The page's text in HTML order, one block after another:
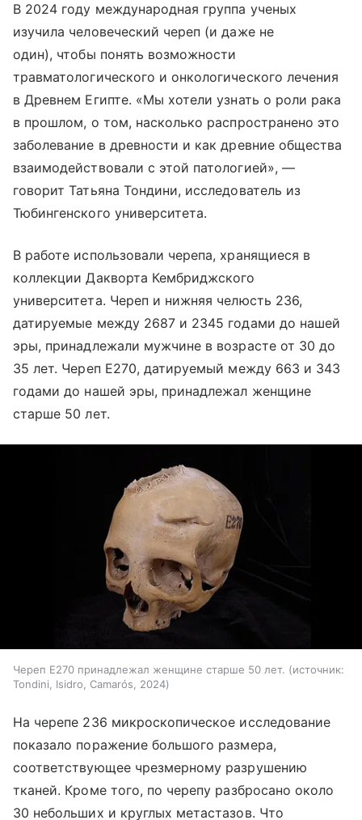
В 2024 году международная группа ученых
изучила человеческий череп (и даже не
один), чтобы понять возможности
травматологического и онкологического лечения
в Древнем Египте. «Мы хотели узнать о роли рака
в прошлом, о том, насколько распространено это
заболевание в древности и как древние общества
взаимодействовали с этой патологией», —
говорит Татьяна Тондини, исследователь из
Тюбингенского университета.
В работе использовали черепа, хранящиеся в
коллекции Дакворта Кембриджского
университета. Череп и нижняя челюсть 236,
датируемые между 2687 и 2345 годами до нашей
эры, принадлежали мужчине в возрасте от 30 до
35 лет. Череп E270, датируемый между 663 и 343
годами до нашей эры, принадлежал женщине
старше 50 лет.
Череп E270 принадлежал женщине старше 50 лет.
источник:
Tondini, Isidro, Camarós, 2024
На черепе 236 микроскопическое исследование
показало поражение большого размера,
соответствующее чрезмерному разрушению
тканей. Кроме того, по черепу разбросано около
30 небольших и круглых метастазов. Что